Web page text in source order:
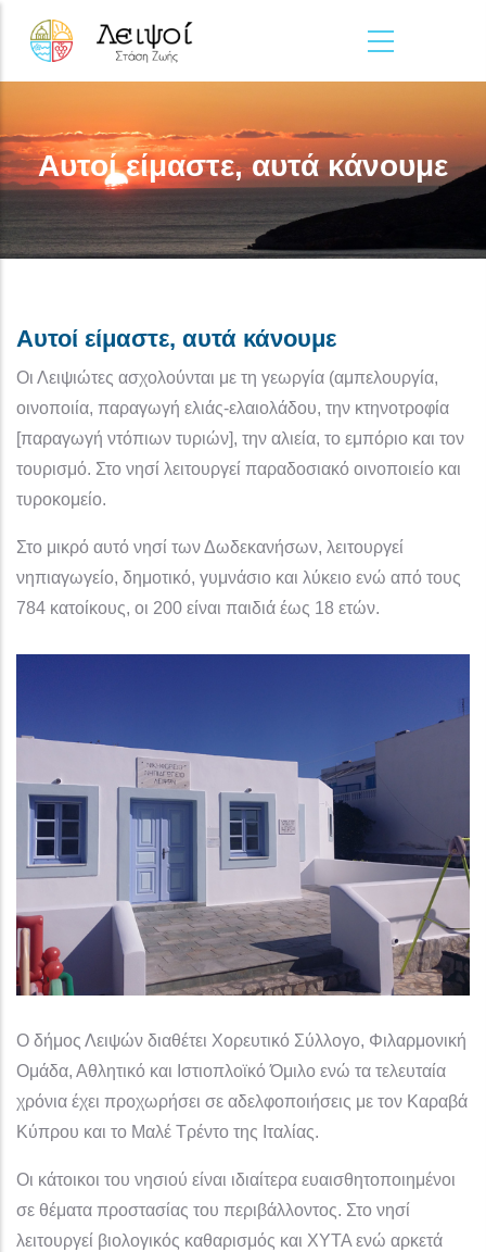
Αυτοί είμαστε, αυτά κάνουμε
Αυτοί είμαστε, αυτά κάνουμε
Οι Λειψιώτες ασχολούνται με τη γεωργία (αμπελουργία,
οινοποιία, παραγωγή ελιάς-ελαιολάδου, την κτηνοτροφία
[παραγωγή ντόπιων τυριών], την αλιεία, το εμπόριο και τον
τουρισμό. Στο νησί λειτουργεί παραδοσιακό οινοποιείο και
τυροκομείο.
Στο μικρό αυτό νησί των Δωδεκανήσων, λειτουργεί
νηπιαγωγείο, δημοτικό, γυμνάσιο και λύκειο ενώ από τους
784 κατοίκους, οι 200 είναι παιδιά έως 18 ετών.
Ο δήμος Λειψών διαθέτει Χορευτικό Σύλλογο, Φιλαρμονική
Ομάδα, Αθλητικό και Ιστιοπλοϊκό Όμιλο ενώ τα τελευταία
χρόνια έχει προχωρήσει σε αδελφοποιήσεις με τον Καραβά
Κύπρου και το Μαλέ Τρέντο της Ιταλίας.
Οι κάτοικοι του νησιού είναι ιδιαίτερα ευαισθητοποιημένοι
σε θέματα προστασίας του περιβάλλοντος. Στο νησί
λειτουργεί βιολογικός καθαρισμός και ΧΥΤΑ ενώ αρκετά